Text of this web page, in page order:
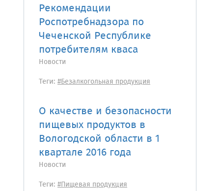
Рекомендации
Роспотребнадзора по
Чеченской Республике
потребителям кваса
Новости
Теги: #Безалкогольная продукция
О качестве и безопасности
пищевых продуктов в
Вологодской области в 1
квартале 2016 года
Новости
Теги: #Пищевая продукция